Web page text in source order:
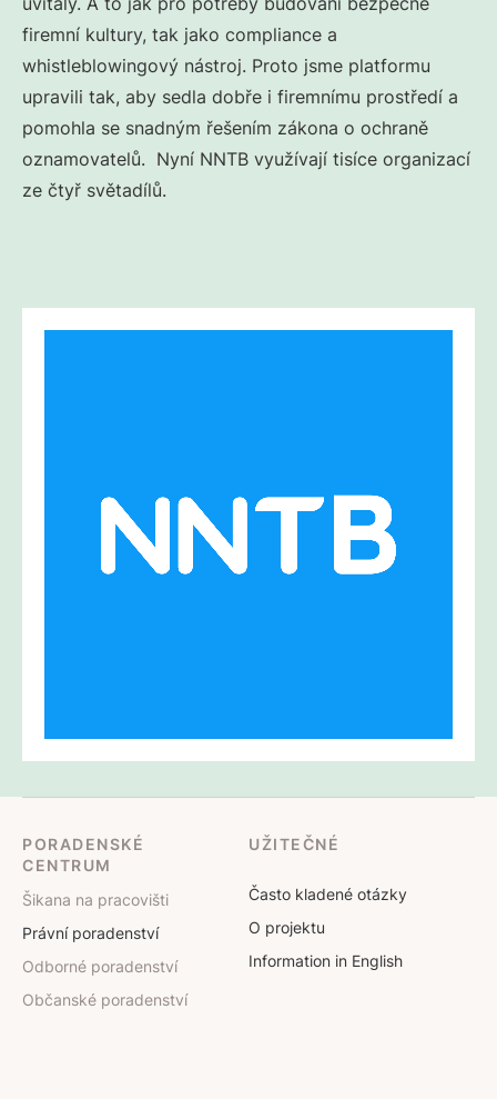
firemní kultury, tak jako compliance a
whistleblowingový nástroj. Proto jsme platformu
upravili tak, aby sedla dobře i firemnímu prostředí a
pomohla se snadným řešením zákona o ochraně
oznamovatelů. Nyní NNTB využívají tisíce organizací
ze čtyř světadílů.
PORADENSKÉ
CENTRUM
Šikana na pracovišti
Právní poradenství
Odborné poradenství
Občanské poradenství
UŽITEČNÉ
Často kladené otázky
O projektu
Information in English